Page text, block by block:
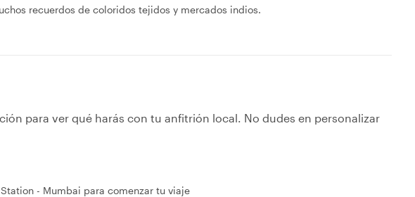
recuerdos de coloridos tejidos y mercados indios.
para ver qué harás con tu anfitrión local. No dudes en personalizar
- Mumbai para comenzar tu viaje